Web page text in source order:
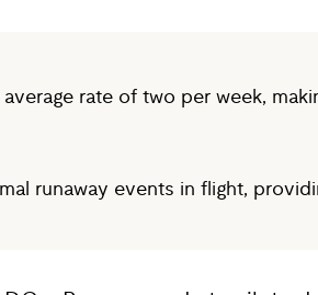
rate of two per week,
runaway events in flight,